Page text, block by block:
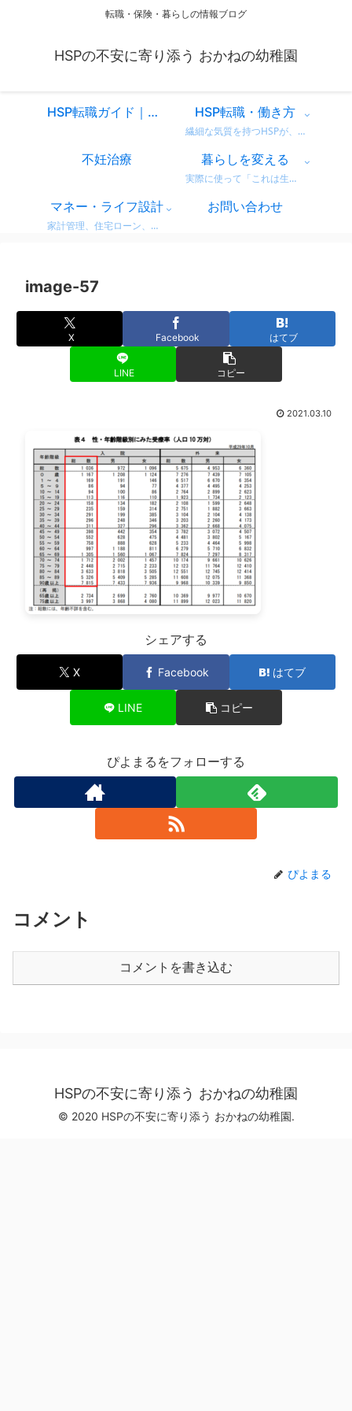
転職・保険・暮らしの情報ブログ
HSPの不安に寄り添う おかねの幼稚園
HSP転職ガイド｜仕事を変えるべきか迷ったときに読む、共感と気づきのスタートページ HSP転職・働き方
繊細な気質を持つHSPが、自分に合った働き方を見つけるための情報をまとめています。 営業職での転職体験談や、向いている仕事・避けたい職場の特徴など、リアルな視点からお届け。 「もう我慢しない」働き方を一緒に考えてみませんか？
不妊治療 暮らしを変える
実際に使って「これは生活が変わった！」と感じた商品・サービスのレビューをまとめています。 デロンギのコーヒーマシンやドラム式洗濯機など、日常がちょっと豊かになるリアルな使用感をお届け。 迷っている方の参考になればうれしいです。
マネー・ライフ設計
家計管理、住宅ローン、保険、ふるさと納税など、暮らしのお金にまつわる情報をわかりやすく解説。 無理せず・不安なく、将来に備えるためのヒントをまとめています。 どれも実体験をベースに、生活者目線で書いています。
お問い合わせ
image-57
X Facebook はてブ
LINE コピー
2021.03.10
シェアする
X Facebook はてブ
LINE コピー
ぴよまるをフォローする
ぴよまる
コメント
コメントを書き込む
HSPの不安に寄り添う おかねの幼稚園
© 2020 HSPの不安に寄り添う おかねの幼稚園.